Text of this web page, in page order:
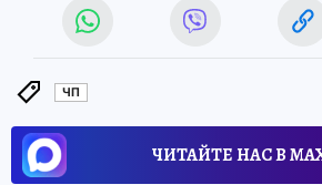
ЧП
ЧИТАЙТЕ НАС В